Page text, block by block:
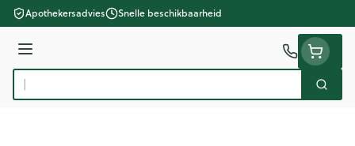
Ga naar de inhoud
Apothekersadvies Snelle beschikbaarheid
Menu
Product, merk, categorie... Zoek